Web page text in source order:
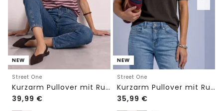
NEW
Street One
Kurzarm Pullover mit Rundhals und Streifen
39,99 €
NEW
Street One
Kurzarm Pullover mit Rundhals in Unifarbe
35,99 €